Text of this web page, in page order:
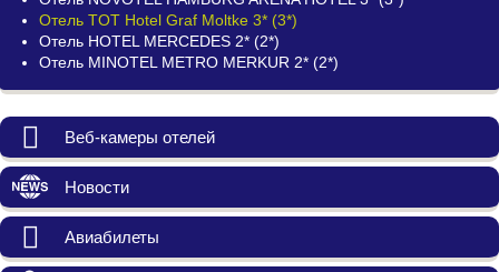
Отель TOT Hotel Graf Moltke 3* (3*)
Отель HOTEL MERCEDES 2* (2*)
Отель MINOTEL METRO MERKUR 2* (2*)
Веб-камеры отелей
Новости
Авиабилеты